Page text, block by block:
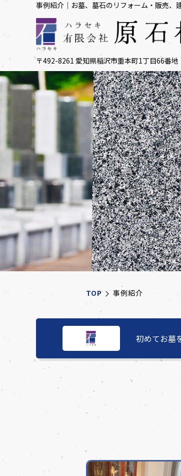
事例紹介｜お墓、墓石のリフォーム・販売、
〒492-8261 愛知県稲沢市重本町1丁目66番地
TOP 事例紹介
初めてお墓